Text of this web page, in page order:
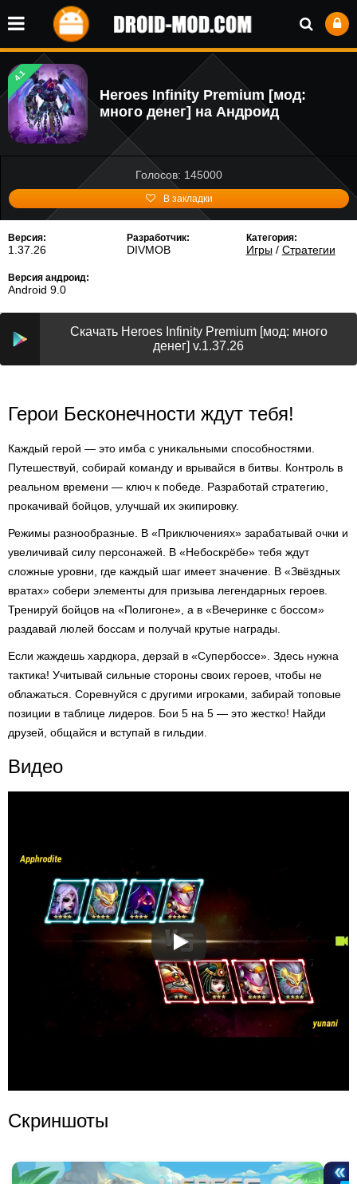
4.1
Heroes Infinity Premium [мод:
много денег] на Андроид
Голосов: 145000
В закладки
Версия:
1.37.26
Разработчик:
DIVMOB
Категория:
Игры/ Стратегии
Версия андроид:
Android 9.0
Скачать Heroes Infinity Premium [мод: много
денег] v.1.37.26
Герои Бесконечности ждут тебя!
Каждый герой — это имба с уникальными способностями.
Путешествуй, собирай команду и врывайся в битвы. Контроль в
реальном времени — ключ к победе. Разработай стратегию,
прокачивай бойцов, улучшай их экипировку.
Режимы разнообразные. В «Приключениях» зарабатывай очки и
увеличивай силу персонажей. В «Небоскрёбе» тебя ждут
сложные уровни, где каждый шаг имеет значение. В «Звёздных
вратах» собери элементы для призыва легендарных героев.
Тренируй бойцов на «Полигоне», а в «Вечеринке с боссом»
раздавай люлей боссам и получай крутые награды.
Если жаждешь хардкора, дерзай в «Супербоссе». Здесь нужна
тактика! Учитывай сильные стороны своих героев, чтобы не
облажаться. Соревнуйся с другими игроками, забирай топовые
позиции в таблице лидеров. Бои 5 на 5 — это жестко! Найди
друзей, общайся и вступай в гильдии.
Видео
Скриншоты